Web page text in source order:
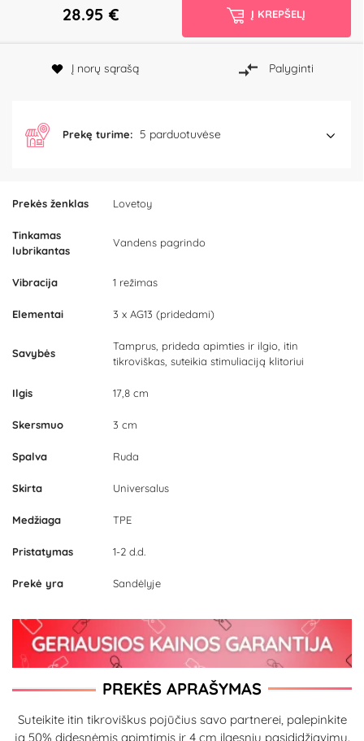
Prekės ženklas Lovetoy
Tinkamas
lubrikantas
Vandens pagrindo
Vibracija 1 režimas
Elementai 3 x AG13 (pridedami)
Savybės
Tamprus, prideda apimties ir ilgio, itin
tikroviškas, suteikia stimuliaciją klitoriui
Ilgis 17,8 cm
Skersmuo 3 cm
Spalva Ruda
Skirta Universalus
Medžiaga TPE
Pristatymas 1-2 d.d.
Prekė yra Sandėlyje
28.95 € Į KREPŠELĮ
Į norų sąrašą Palyginti
Prekę turime: 5 parduotuvėse
PREKĖS APRAŠYMAS
Suteikite itin tikroviškus pojūčius savo partnerei, palepinkite
ją 50% didesnėmis apimtimis ir 4 cm ilgesniu pasididžiavimu.